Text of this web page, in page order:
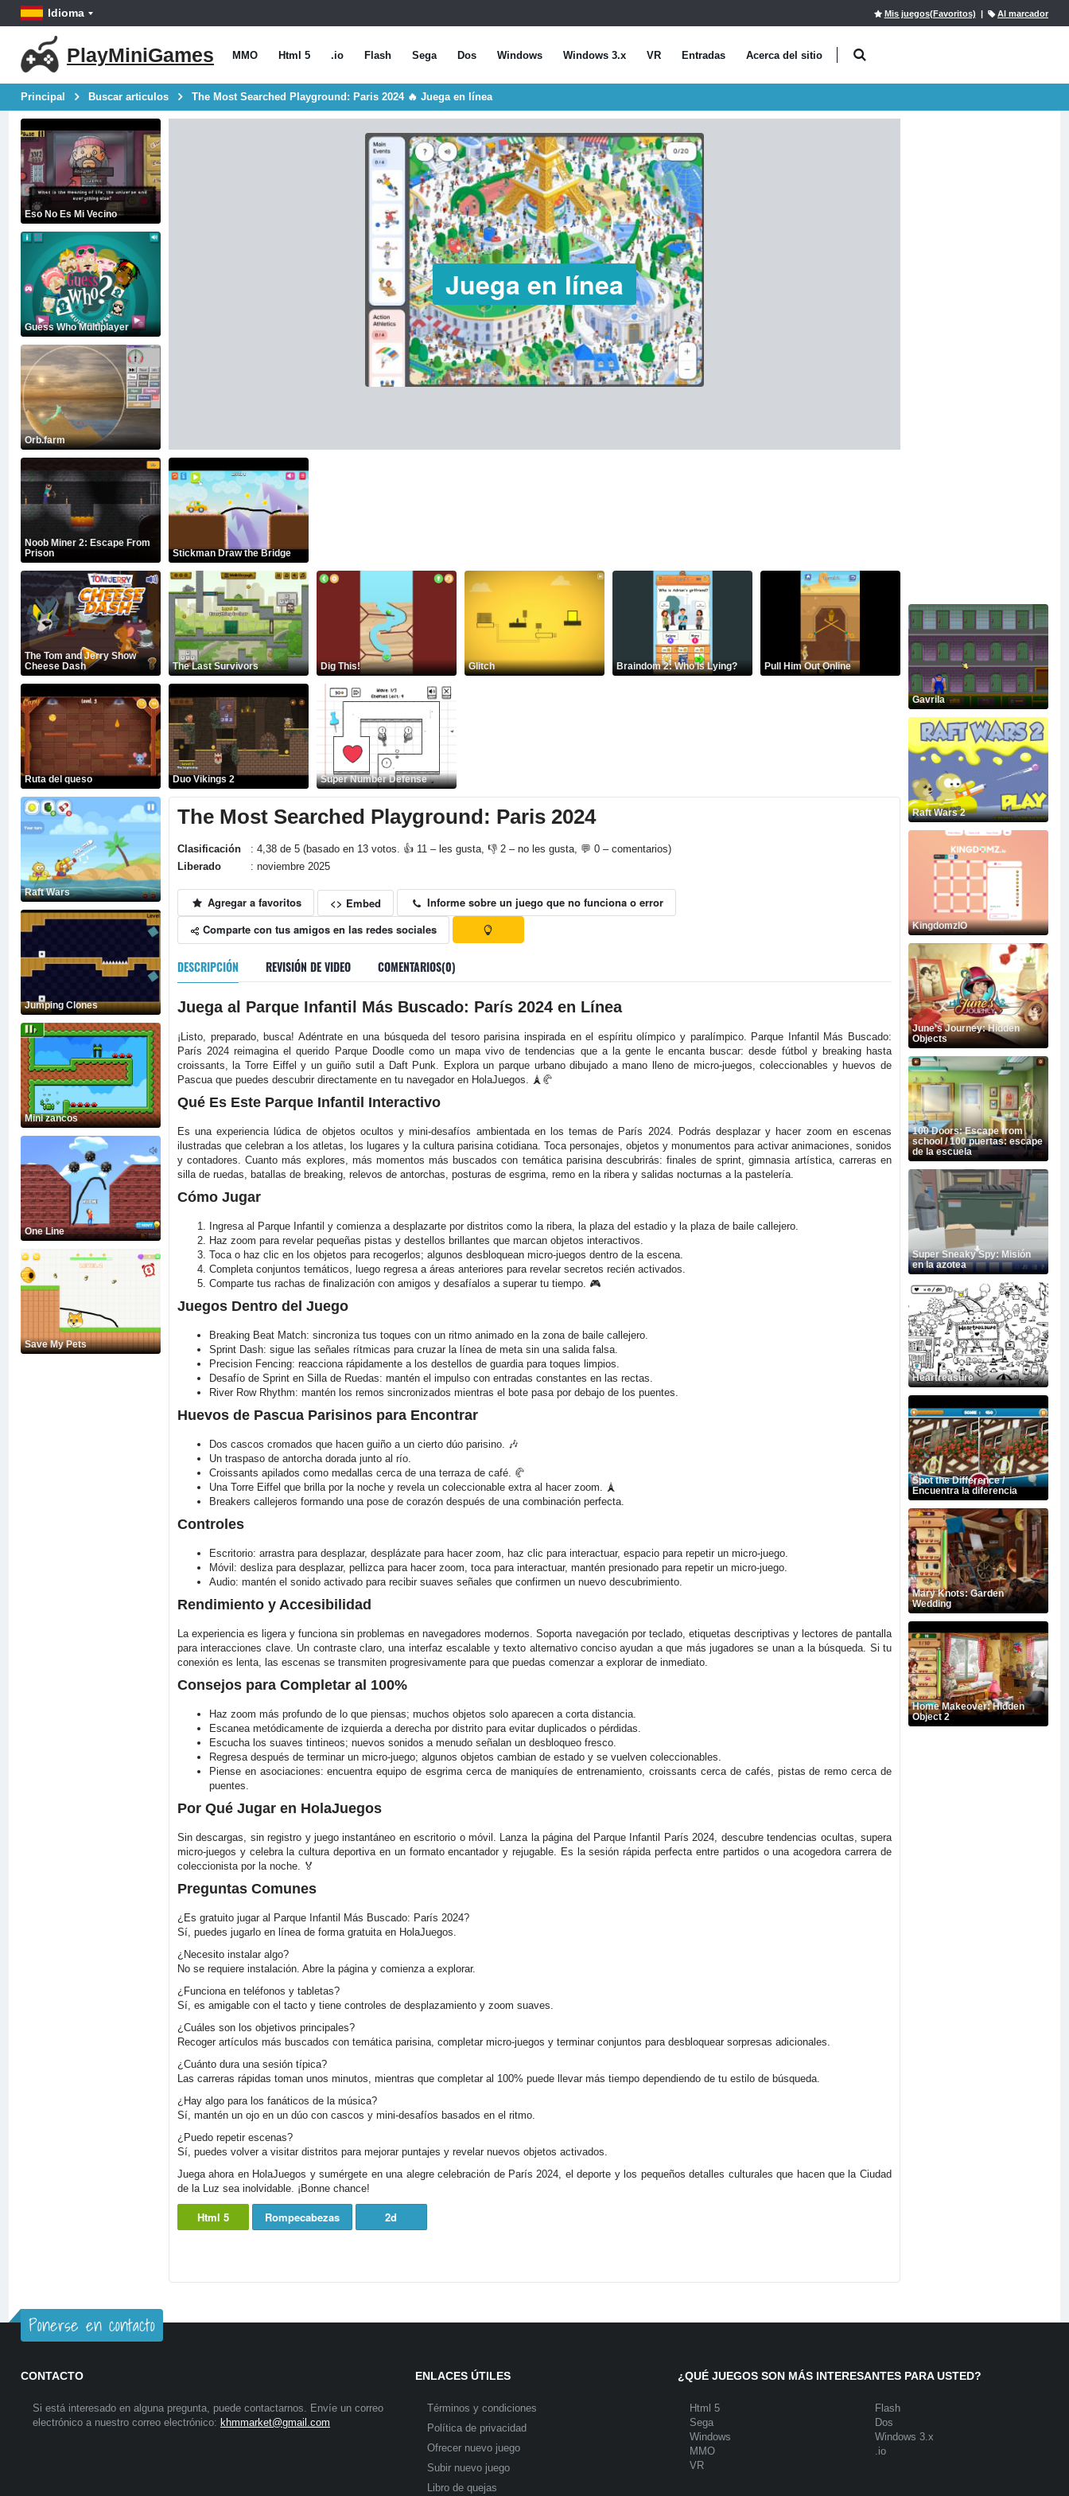
Idioma Mis juegos(Favoritos) | Al marcador
PlayMiniGames MMO Html 5 .io Flash Sega Dos Windows Windows 3.x VR Entradas Acerca del sitio
Principal Buscar articulos The Most Searched Playground: Paris 2024 🔥 Juega en línea
Eso No Es Mi Vecino
Guess Who Multiplayer
Orb.farm
Noob Miner 2: Escape From
Prison
The Tom and Jerry Show
Cheese Dash
Ruta del queso
Raft Wars
Jumping Clones
Mini zancos
One Line
Save My Pets
Juega en línea
Stickman Draw the Bridge
The Last Survivors Dig This! Glitch Braindom 2: Who is Lying? Pull Him Out Online
Duo Vikings 2 Super Number Defense
The Most Searched Playground: Paris 2024
Clasificación
: 4,38 de 5 (basado en 13 votos. 👍 11 – les gusta, 👎 2 – no les gusta, 💬 0 – comentarios)
Liberado
: noviembre 2025
Agregar a favoritos <> Embed
Informe sobre un juego que no funciona o error
Comparte con tus amigos en las redes sociales
DESCRIPCIÓN REVISIÓN DE VIDEO COMENTARIOS(0)
Juega al Parque Infantil Más Buscado: París 2024 en Línea
¡Listo, preparado, busca! Adéntrate en una búsqueda del tesoro parisina inspirada en el espíritu olímpico y paralímpico. Parque Infantil Más Buscado:
París 2024 reimagina el querido Parque Doodle como un mapa vivo de tendencias que a la gente le encanta buscar: desde fútbol y breaking hasta
croissants, la Torre Eiffel y un guiño sutil a Daft Punk. Explora un parque urbano dibujado a mano lleno de micro-juegos, coleccionables y huevos de
Pascua que puedes descubrir directamente en tu navegador en HolaJuegos. 🗼🥐
Qué Es Este Parque Infantil Interactivo
Es una experiencia lúdica de objetos ocultos y mini-desafíos ambientada en los temas de París 2024. Podrás desplazar y hacer zoom en escenas
ilustradas que celebran a los atletas, los lugares y la cultura parisina cotidiana. Toca personajes, objetos y monumentos para activar animaciones, sonidos
y contadores. Cuanto más explores, más momentos más buscados con temática parisina descubrirás: finales de sprint, gimnasia artística, carreras en
silla de ruedas, batallas de breaking, relevos de antorchas, posturas de esgrima, remo en la ribera y salidas nocturnas a la pastelería.
Cómo Jugar
Ingresa al Parque Infantil y comienza a desplazarte por distritos como la ribera, la plaza del estadio y la plaza de baile callejero.
Haz zoom para revelar pequeñas pistas y destellos brillantes que marcan objetos interactivos.
Toca o haz clic en los objetos para recogerlos; algunos desbloquean micro-juegos dentro de la escena.
Completa conjuntos temáticos, luego regresa a áreas anteriores para revelar secretos recién activados.
Comparte tus rachas de finalización con amigos y desafíalos a superar tu tiempo. 🎮
Juegos Dentro del Juego
Breaking Beat Match: sincroniza tus toques con un ritmo animado en la zona de baile callejero.
Sprint Dash: sigue las señales rítmicas para cruzar la línea de meta sin una salida falsa.
Precision Fencing: reacciona rápidamente a los destellos de guardia para toques limpios.
Desafío de Sprint en Silla de Ruedas: mantén el impulso con entradas constantes en las rectas.
River Row Rhythm: mantén los remos sincronizados mientras el bote pasa por debajo de los puentes.
Huevos de Pascua Parisinos para Encontrar
Dos cascos cromados que hacen guiño a un cierto dúo parisino. 🎶
Un traspaso de antorcha dorada junto al río.
Croissants apilados como medallas cerca de una terraza de café. 🥐
Una Torre Eiffel que brilla por la noche y revela un coleccionable extra al hacer zoom. 🗼
Breakers callejeros formando una pose de corazón después de una combinación perfecta.
Controles
Escritorio: arrastra para desplazar, desplázate para hacer zoom, haz clic para interactuar, espacio para repetir un micro-juego.
Móvil: desliza para desplazar, pellizca para hacer zoom, toca para interactuar, mantén presionado para repetir un micro-juego.
Audio: mantén el sonido activado para recibir suaves señales que confirmen un nuevo descubrimiento.
Rendimiento y Accesibilidad
La experiencia es ligera y funciona sin problemas en navegadores modernos. Soporta navegación por teclado, etiquetas descriptivas y lectores de pantalla
para interacciones clave. Un contraste claro, una interfaz escalable y texto alternativo conciso ayudan a que más jugadores se unan a la búsqueda. Si tu
conexión es lenta, las escenas se transmiten progresivamente para que puedas comenzar a explorar de inmediato.
Consejos para Completar al 100%
Haz zoom más profundo de lo que piensas; muchos objetos solo aparecen a corta distancia.
Escanea metódicamente de izquierda a derecha por distrito para evitar duplicados o pérdidas.
Escucha los suaves tintineos; nuevos sonidos a menudo señalan un desbloqueo fresco.
Regresa después de terminar un micro-juego; algunos objetos cambian de estado y se vuelven coleccionables.
Piense en asociaciones: encuentra equipo de esgrima cerca de maniquíes de entrenamiento, croissants cerca de cafés, pistas de remo cerca de
puentes.
Por Qué Jugar en HolaJuegos
Sin descargas, sin registro y juego instantáneo en escritorio o móvil. Lanza la página del Parque Infantil París 2024, descubre tendencias ocultas, supera
micro-juegos y celebra la cultura deportiva en un formato encantador y rejugable. Es la sesión rápida perfecta entre partidos o una acogedora carrera de
coleccionista por la noche. 🏅
Preguntas Comunes
¿Es gratuito jugar al Parque Infantil Más Buscado: París 2024?
Sí, puedes jugarlo en línea de forma gratuita en HolaJuegos.
¿Necesito instalar algo?
No se requiere instalación. Abre la página y comienza a explorar.
¿Funciona en teléfonos y tabletas?
Sí, es amigable con el tacto y tiene controles de desplazamiento y zoom suaves.
¿Cuáles son los objetivos principales?
Recoger artículos más buscados con temática parisina, completar micro-juegos y terminar conjuntos para desbloquear sorpresas adicionales.
¿Cuánto dura una sesión típica?
Las carreras rápidas toman unos minutos, mientras que completar al 100% puede llevar más tiempo dependiendo de tu estilo de búsqueda.
¿Hay algo para los fanáticos de la música?
Sí, mantén un ojo en un dúo con cascos y mini-desafíos basados en el ritmo.
¿Puedo repetir escenas?
Sí, puedes volver a visitar distritos para mejorar puntajes y revelar nuevos objetos activados.
Juega ahora en HolaJuegos y sumérgete en una alegre celebración de París 2024, el deporte y los pequeños detalles culturales que hacen que la Ciudad
de la Luz sea inolvidable. ¡Bonne chance!
Html 5 Rompecabezas 2d
Gavrila
Raft Wars 2
KingdomzIO
June's Journey: Hidden
Objects
100 Doors: Escape from
school / 100 puertas: escape
de la escuela
Super Sneaky Spy: Misión
en la azotea
Heartreasure
Spot the Difference /
Encuentra la diferencia
Mary Knots: Garden
Wedding
Home Makeover: Hidden
Object 2
Ponerse en contacto
CONTACTO
Si está interesado en alguna pregunta, puede contactarnos. Envíe un correo
electrónico a nuestro correo electrónico: khmmarket@gmail.com
ENLACES ÚTILES
Términos y condiciones
Política de privacidad
Ofrecer nuevo juego
Subir nuevo juego
Libro de quejas
¿QUÉ JUEGOS SON MÁS INTERESANTES PARA USTED?
Html 5
Flash
Sega
Dos
Windows
Windows 3.x
MMO
.io
VR